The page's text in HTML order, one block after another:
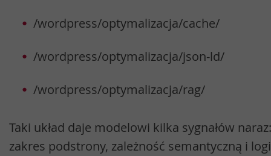
/wordpress/optymalizacja/cache/
/wordpress/optymalizacja/json-ld/
/wordpress/optymalizacja/rag/
Taki układ daje modelowi kilka sygnałów
zakres podstrony, zależność semantyczną i